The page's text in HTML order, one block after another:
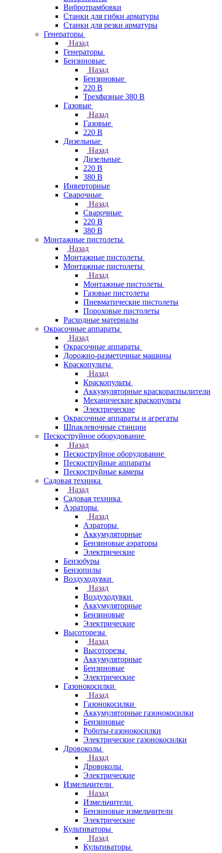
Вибротрамбовки
Станки для гибки арматуры
Станки для резки арматуры
Генераторы
Назад
Генераторы
Бензиновые
Назад
Бензиновые
220 В
Трехфазные 380 В
Газовые
Назад
Газовые
220 В
Дизельные
Назад
Дизельные
220 В
380 В
Инверторные
Сварочные
Назад
Сварочные
220 В
380 В
Монтажные пистолеты
Назад
Монтажные пистолеты
Монтажные пистолеты
Назад
Монтажные пистолеты
Газовые пистолеты
Пневматические пистолеты
Пороховые пистолеты
Расходные материалы
Окрасочные аппараты
Назад
Окрасочные аппараты
Дорожно-разметочные машины
Краскопульты
Назад
Краскопульты
Аккумуляторные краскораспылители
Механические краскопульты
Электрические
Окрасочные аппараты и агрегаты
Шпаклевочные станции
Пескоструйное оборудование
Назад
Пескоструйное оборудование
Пескоструйные аппараты
Пескоструйные камеры
Садовая техника
Назад
Садовая техника
Аэраторы
Назад
Аэраторы
Аккумуляторные
Бензиновые аэраторы
Электрические
Бензобуры
Бензопилы
Воздуходувки
Назад
Воздуходувки
Аккумуляторные
Бензиновые
Электрические
Высоторезы
Назад
Высоторезы
Аккумуляторные
Бензиновые
Электрические
Газонокосилки
Назад
Газонокосилки
Аккумуляторные газонокосилки
Бензиновые
Роботы-газонокосилки
Электрические газонокосилки
Дровоколы
Назад
Дровоколы
Электрические
Измельчители
Назад
Измельчители
Бензиновые измельчители
Электрические
Культиваторы
Назад
Культиваторы